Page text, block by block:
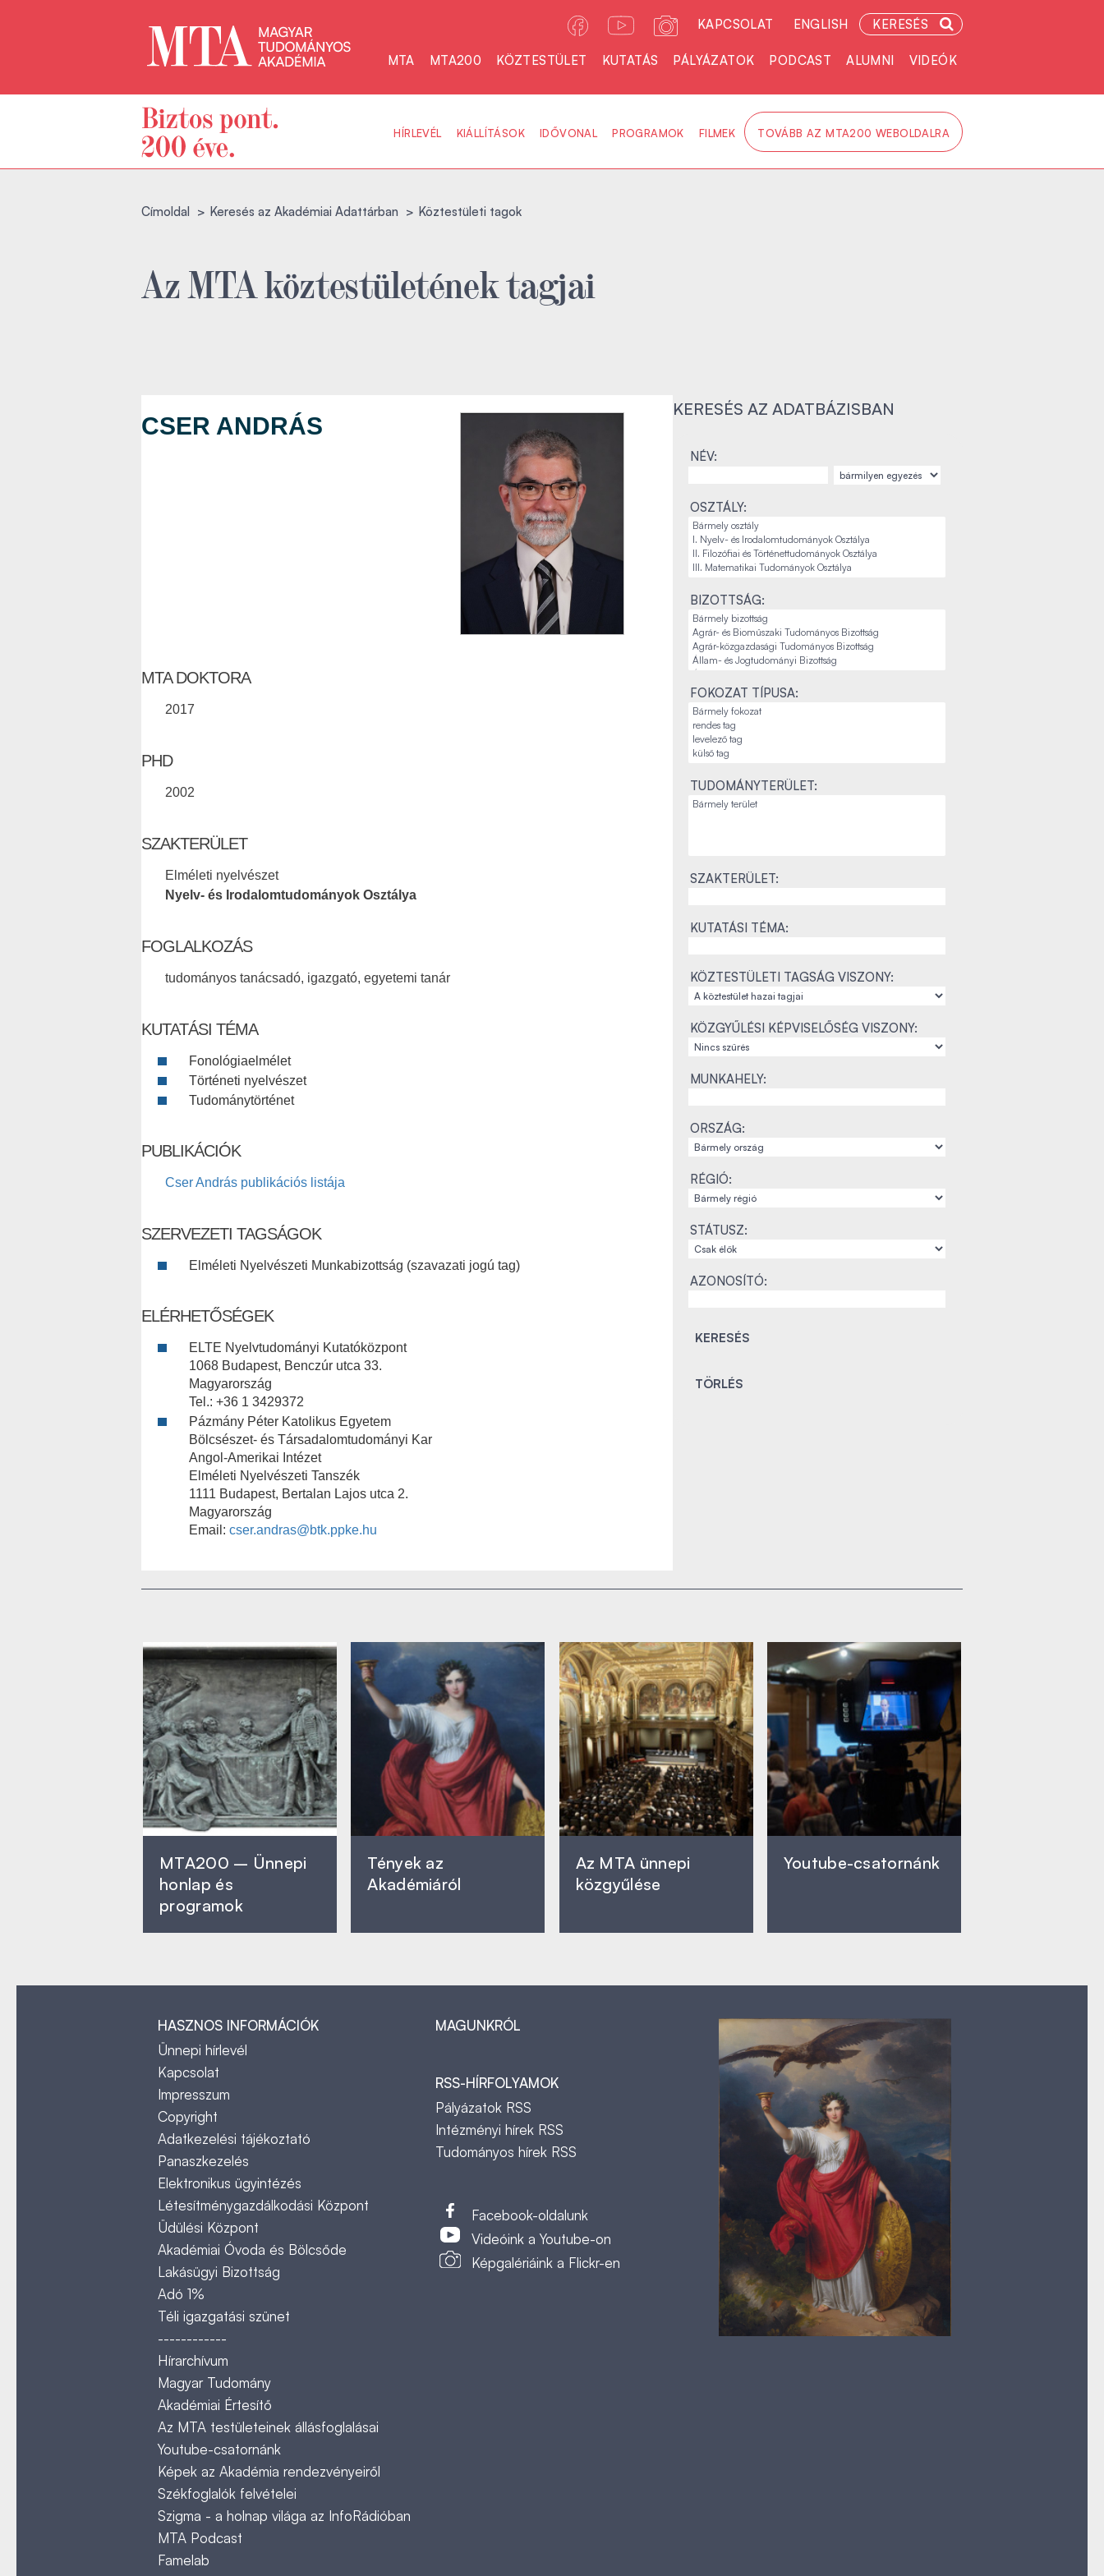
KAPCSOLAT ENGLISH KERESÉS
MTA MTA200 KÖZTESTÜLET KUTATÁS PÁLYÁZATOK PODCAST ALUMNI VIDEÓK
HÍRLEVÉL KIÁLLÍTÁSOK IDŐVONAL PROGRAMOK FILMEK TOVÁBB AZ MTA200 WEBOLDALRA
Címoldal Keresés az Akadémiai Adattárban Köztestületi tagok
Az MTA köztestületének tagjai
CSER ANDRÁS
MTA DOKTORA
2017
PHD
2002
SZAKTERÜLET
Elméleti nyelvészet
Nyelv- és Irodalomtudományok Osztálya
FOGLALKOZÁS
tudományos tanácsadó, igazgató, egyetemi tanár
KUTATÁSI TÉMA
Fonológiaelmélet
Történeti nyelvészet
Tudománytörténet
PUBLIKÁCIÓK
Cser András publikációs listája
SZERVEZETI TAGSÁGOK
Elméleti Nyelvészeti Munkabizottság (szavazati jogú tag)
ELÉRHETŐSÉGEK
ELTE Nyelvtudományi Kutatóközpont
1068 Budapest, Benczúr utca 33.
Magyarország
Tel.: +36 1 3429372
Pázmány Péter Katolikus Egyetem
Bölcsészet- és Társadalomtudományi Kar
Angol-Amerikai Intézet
Elméleti Nyelvészeti Tanszék
1111 Budapest, Bertalan Lajos utca 2.
Magyarország
Email: cser.andras@btk.ppke.hu
KERESÉS AZ ADATBÁZISBAN
NÉV:
OSZTÁLY:
BIZOTTSÁG:
FOKOZAT TÍPUSA:
TUDOMÁNYTERÜLET:
SZAKTERÜLET:
KUTATÁSI TÉMA:
KÖZTESTÜLETI TAGSÁG VISZONY:
KÖZGYŰLÉSI KÉPVISELŐSÉG VISZONY:
MUNKAHELY:
ORSZÁG:
RÉGIÓ:
STÁTUSZ:
AZONOSÍTÓ:
MTA200 – Ünnepi
honlap és
programok
Tények az
Akadémiáról
Az MTA ünnepi
közgyűlése
Youtube-csatornánk
HASZNOS INFORMÁCIÓK
Ünnepi hírlevél
Kapcsolat
Impresszum
Copyright
Adatkezelési tájékoztató
Panaszkezelés
Elektronikus ügyintézés
Létesítménygazdálkodási Központ
Üdülési Központ
Akadémiai Óvoda és Bölcsőde
Lakásügyi Bizottság
Adó 1%
Téli igazgatási szünet
------------
Hírarchívum
Magyar Tudomány
Akadémiai Értesítő
Az MTA testületeinek állásfoglalásai
Youtube-csatornánk
Képek az Akadémia rendezvényeiről
Székfoglalók felvételei
Szigma - a holnap világa az InfoRádióban
MTA Podcast
Famelab
MAGUNKRÓL
RSS-HÍRFOLYAMOK
Pályázatok RSS
Intézményi hírek RSS
Tudományos hírek RSS
Facebook-oldalunk
Videóink a Youtube-on
Képgalériáink a Flickr-en